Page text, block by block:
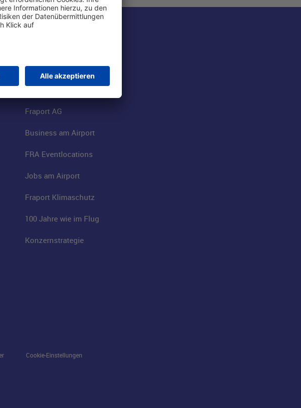
Über uns
Fraport AG
Business am Airport
FRA Eventlocations
Jobs am Airport
Fraport Klimaschutz
100 Jahre wie im Flug
Konzernstrategie
Cookie-Einstellungen